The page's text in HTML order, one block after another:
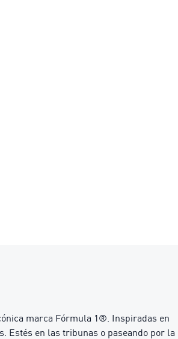
marca Fórmula 1®. Inspiradas en
Estés en las tribunas o paseando por la